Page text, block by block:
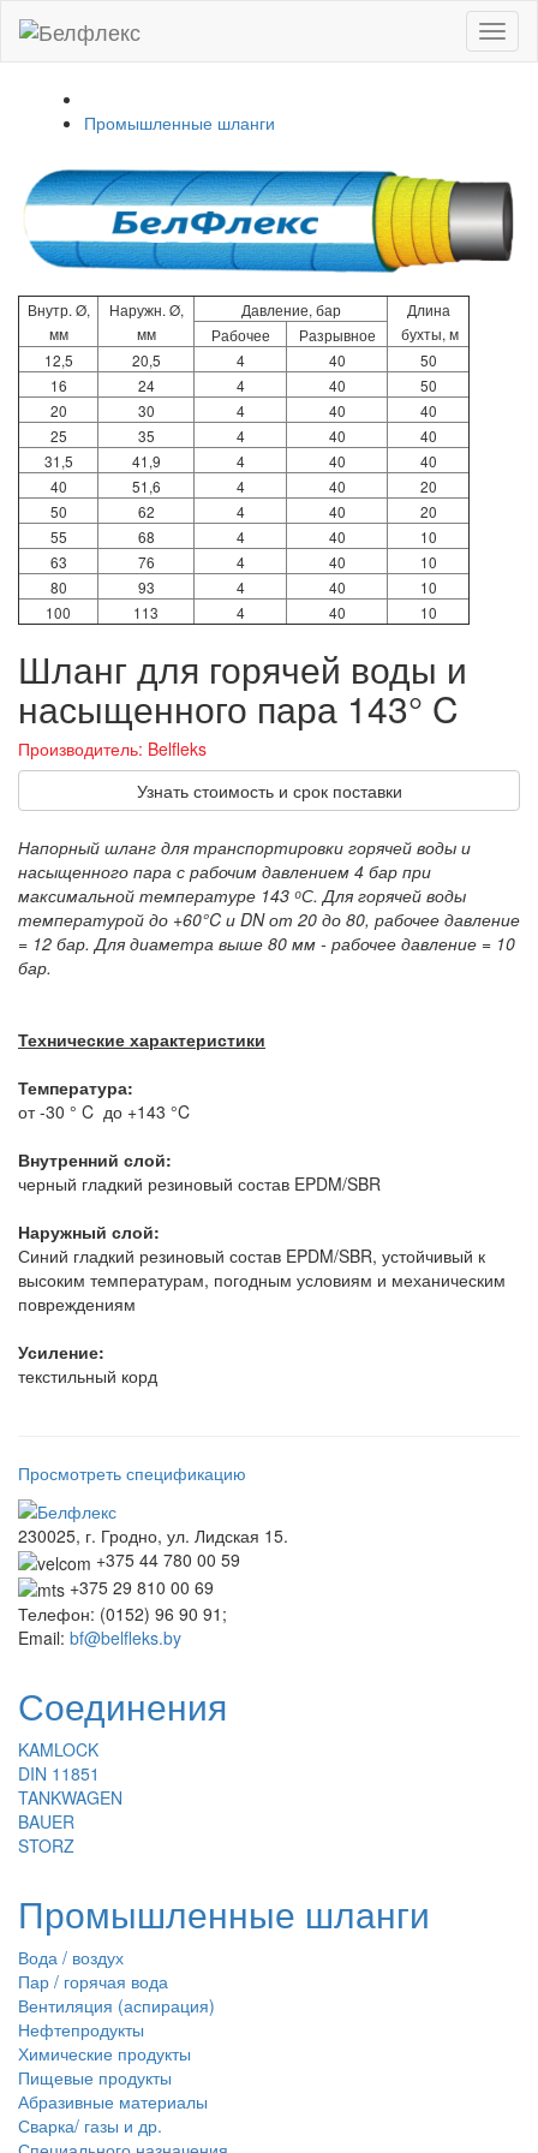
Промышленные шланги
Внутр. Ø,
мм
Наружн. Ø,
мм
Давление, бар
Длина
бухты, м
Рабочее
Разрывное
12,5
20,5 4 40
50
16
24 4 40
50
20
30 4 40
40
25
35 4 40
40
31,5
41,9 4 40
40
40
51,6 4 40
20
50
62 4 40
20
55
68 4 40
10
63
76 4 40
10
80
93 4 40
10
100
113 4 40 10
Шланг для горячей воды и
насыщенного пара 143° C
Производитель: Belfleks
Узнать стоимость и срок поставки
Напорный шланг для транспортировки горячей воды и
насыщенного пара с рабочим давлением 4 бар при
максимальной температуре 143 ᵒС. Для горячей воды
температурой до +60°C и DN от 20 до 80, рабочее давление
= 12 бар. Для диаметра выше 80 мм - рабочее давление = 10
бар.
Технические характеристики
Температура:
от -30 ° C до +143 °C
Внутренний слой:
черный гладкий резиновый состав EPDM/SBR
Наружный слой:
Синий гладкий резиновый состав EPDM/SBR, устойчивый к
высоким температурам, погодным условиям и механическим
повреждениям
Усиление:
текстильный корд
Просмотреть спецификацию
230025, г. Гродно, ул. Лидская 15.
+375 44 780 00 59
+375 29 810 00 69
Телефон: (0152) 96 90 91;
Email: bf@belfleks.by
Соединения
KAMLOCK
DIN 11851
TANKWAGEN
BAUER
STORZ
Промышленные шланги
Вода / воздух
Пар / горячая вода
Вентиляция (аспирация)
Нефтепродукты
Химические продукты
Пищевые продукты
Абразивные материалы
Сварка/ газы и др.